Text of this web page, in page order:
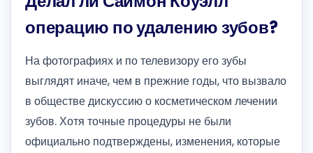
операцию по удалению зубов?
На фотографиях и по телевизору его зубы
выглядят иначе, чем в прежние годы, что вызвало
в обществе дискуссию о косметическом лечении
зубов. Хотя точные процедуры не были
официально подтверждены, изменения, которые